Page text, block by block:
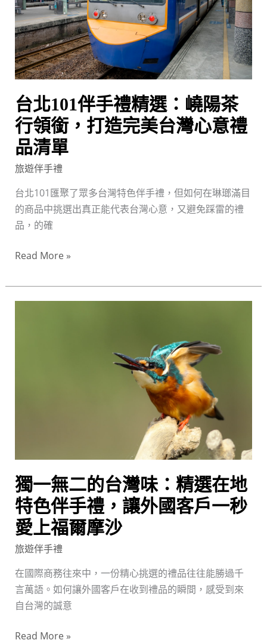
台北101伴手禮精選：嶢陽茶
行領銜，打造完美台灣心意禮
品清單
旅遊伴手禮
台北101匯聚了眾多台灣特色伴手禮，但如何在琳瑯滿目
的商品中挑選出真正能代表台灣心意，又避免踩雷的禮
品，的確
禮
精
選：
嶢
陽
行
領
銜，
打
造
完
美
台
灣
心
品
Read More »
獨一無二的台灣味：精選在地
特色伴手禮，讓外國客戶一秒
愛上福爾摩沙
旅遊伴手禮
在國際商務往來中，一份精心挑選的禮品往往能勝過千
言萬語。如何讓外國客戶在收到禮品的瞬間，感受到來
自台灣的誠意
地
特
色
伴
手
禮，
讓
外
國
客
Read More »